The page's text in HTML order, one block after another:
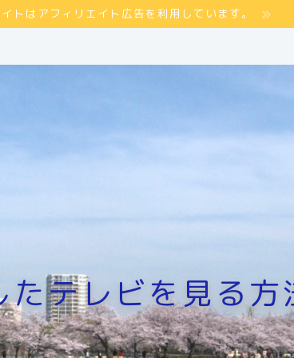
トはアフィリエイト広告を利用しています。
たテレビを見る方